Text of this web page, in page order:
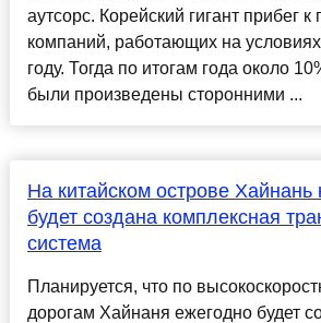
аутсорс. Корейский гигант прибег
компаний, работающих на
году. Тогда по итогам года около
были произведены сторонними ...
На китайском острове Хайнань
будет создана комплексная
система
Планируется, что по
дорогам Хайнаня ежегодно будет